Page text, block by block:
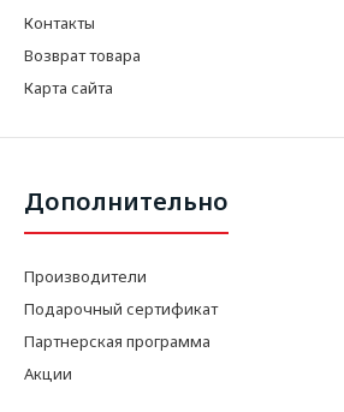
Контакты
Возврат товара
Карта сайта
Дополнительно
Производители
Подарочный сертификат
Партнерская программа
Акции